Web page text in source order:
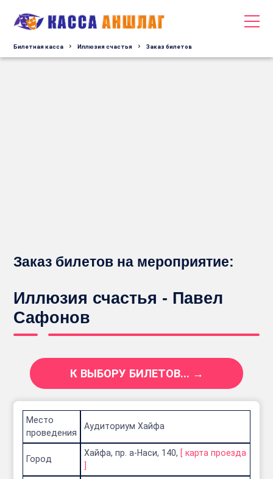
Билетная касса Иллюзия счастья Заказ билетов
Заказ билетов на мероприятие:
Иллюзия счастья - Павел
Сафонов
К ВЫБОРУ БИЛЕТОВ... →
Место
проведения
Аудиториум Хайфа
Город
Хайфа, пр. а-Наси, 140, [ карта проезда